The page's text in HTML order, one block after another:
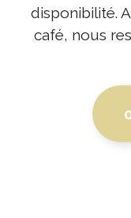
disponibilité.
café, nous